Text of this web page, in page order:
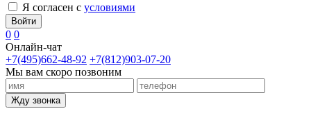
Я согласен с условиями
Войти
0 0
Онлайн-чат
+7(495)662-48-92 +7(812)903-07-20
Мы вам скоро позвоним
Жду звонка